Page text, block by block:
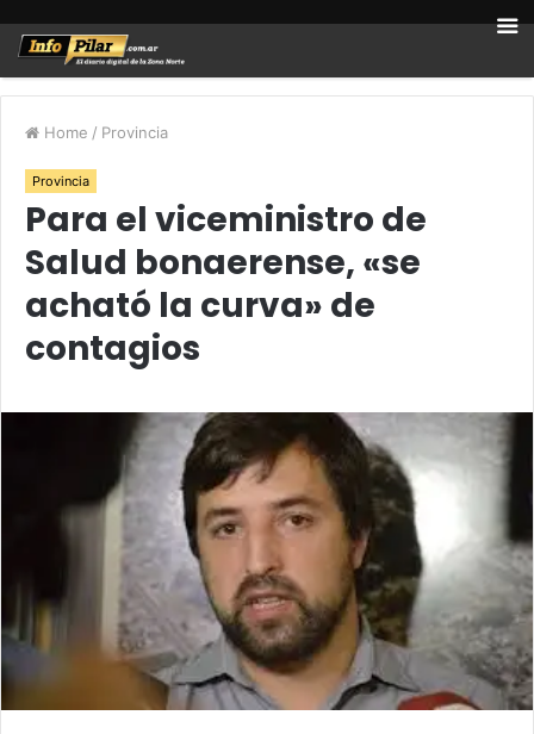
Home / Provincia
Provincia
Para el viceministro de
Salud bonaerense, «se
acható la curva» de
contagios